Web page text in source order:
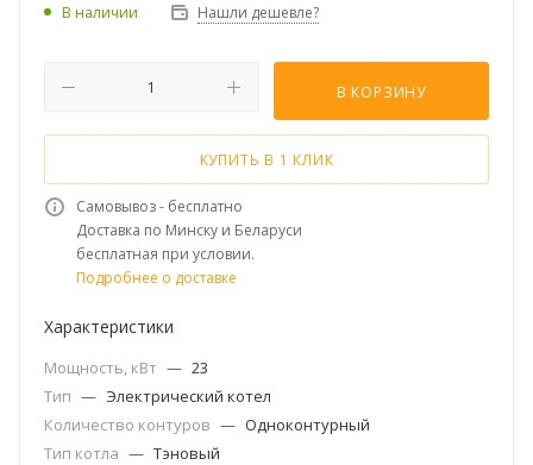
В наличии Нашли дешевле?
В КОРЗИНУ
КУПИТЬ В 1 КЛИК
Самовывоз - бесплатно
Доставка по Минску и Беларуси
бесплатная при условии.
Подробнее о доставке
Характеристики
Мощность, кВт — 23
Тип — Электрический котел
Количество контуров — Одноконтурный
Тип котла — Тэновый